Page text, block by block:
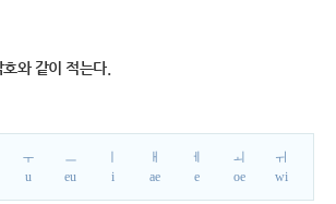
와 같이 적는다.
ㅜ
u
ㅡ
eu
i
ㅐ
ae
ㅔ
e
ㅚ
oe
ㅟ
wi